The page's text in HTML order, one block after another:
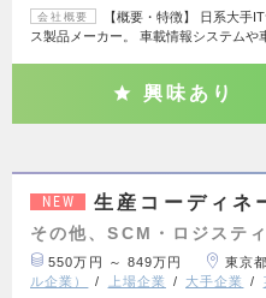
会社概要
【概要・特徴】 日系大手
ス製品メーカー。 車載情報システムや
興味あり
NEW 生産コーディネ
その他、SCM・ロジステ
550万円 ～ 849万円 東京都
ル企業）
上場企業 大手企業